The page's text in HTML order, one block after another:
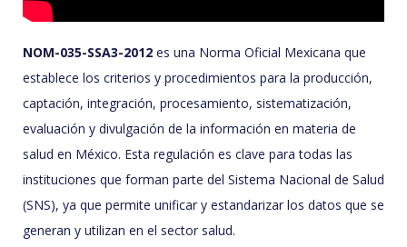
NOM-035-SSA3-2012 es una Norma Oficial Mexicana que
establece los criterios y procedimientos para la producción,
captación, integración, procesamiento, sistematización,
evaluación y divulgación de la información en materia de
salud en México. Esta regulación es clave para todas las
instituciones que forman parte del Sistema Nacional de Salud
(SNS), ya que permite unificar y estandarizar los datos que se
generan y utilizan en el sector salud.